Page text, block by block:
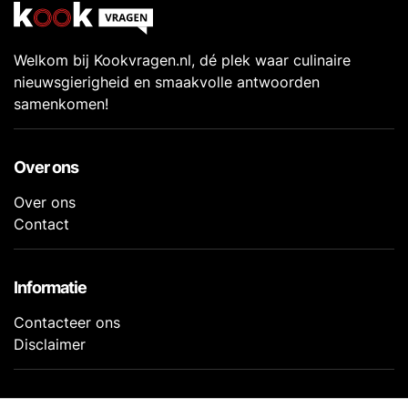
Welkom bij Kookvragen.nl, dé plek waar culinaire
nieuwsgierigheid en smaakvolle antwoorden
samenkomen!
Over ons
Over ons
Contact
Informatie
Contacteer ons
Disclaimer